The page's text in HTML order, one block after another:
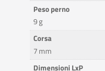
Peso perno
9 g
Corsa
7 mm
Dimensioni LxP